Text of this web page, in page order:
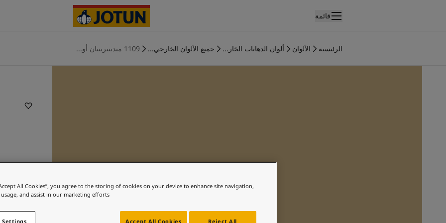
قائمة
الرئيسية الألوان ألوان الدهانات الخار... جميع الألوان الخارجي... 1109 ميديتيرينيان أو...
All Cookies”, you agree to the storing of cookies on your device to enhance site navigation,
usage, and assist in our marketing efforts.
Reject All
Accept All Cookies
Settings